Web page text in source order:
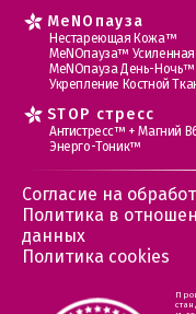
MеNOпауза
Нестареющая Кожа™
МеNOпауза™
МеNOпауза День-Ночь™
Укрепление Костной
STOP стресс
Антистресс™ + Магний
Энерго-Тоник™
Согласие на
Политика в
данных
Политика cookies